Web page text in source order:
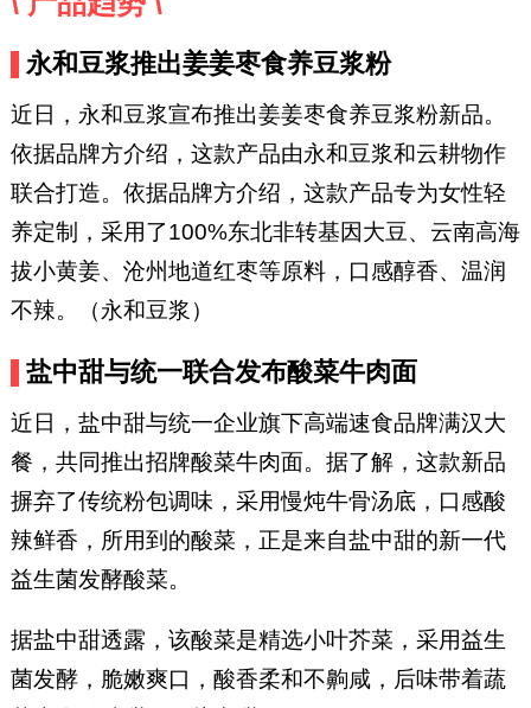
永和豆浆推出姜姜枣食养豆浆粉
近日，永和豆浆宣布推出姜姜枣食养豆浆粉新品。
依据品牌方介绍，这款产品由永和豆浆和云耕物作
联合打造。依据品牌方介绍，这款产品专为女性轻
养定制，采用了100%东北非转基因大豆、云南高海
拔小黄姜、沧州地道红枣等原料，口感醇香、温润
不辣。（永和豆浆）
盐中甜与统一联合发布酸菜牛肉面
近日，盐中甜与统一企业旗下高端速食品牌满汉大
餐，共同推出招牌酸菜牛肉面。据了解，这款新品
摒弃了传统粉包调味，采用慢炖牛骨汤底，口感酸
辣鲜香，所用到的酸菜，正是来自盐中甜的新一代
益生菌发酵酸菜。
据盐中甜透露，该酸菜是精选小叶芥菜，采用益生
菌发酵，脆嫩爽口，酸香柔和不齁咸，后味带着蔬